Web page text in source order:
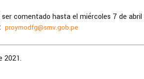
comentado hasta el miércoles 7 de abril
proymodfg@smv.gob.pe
2021.